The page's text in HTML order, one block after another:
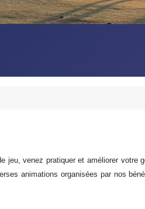
jeu, venez pratiquer et améliorer votre
animations organisées par nos